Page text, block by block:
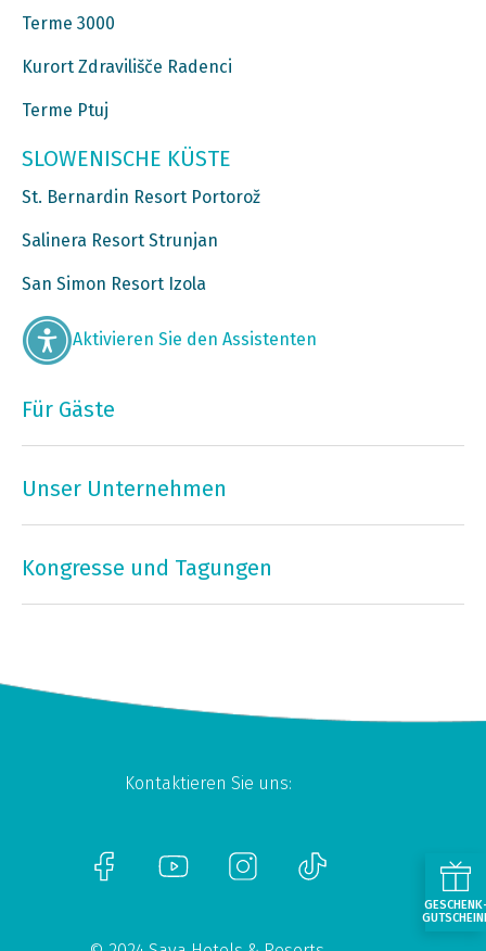
Terme 3000
Kurort Zdravilišče Radenci
Terme Ptuj
SLOWENISCHE KÜSTE
St. Bernardin Resort Portorož
Salinera Resort Strunjan
San Simon Resort Izola
Aktivieren Sie den Assistenten
Für Gäste
Unser Unternehmen
Kongresse und Tagungen
Kontaktieren Sie uns: